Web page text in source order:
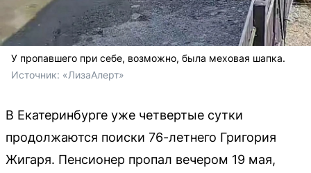
У пропавшего при себе, возможно, была меховая шапка.
Источник: «ЛизаАлерт»
В Екатеринбурге уже четвертые сутки
продолжаются поиски 76-летнего Григория
Жигаря. Пенсионер пропал вечером 19 мая,